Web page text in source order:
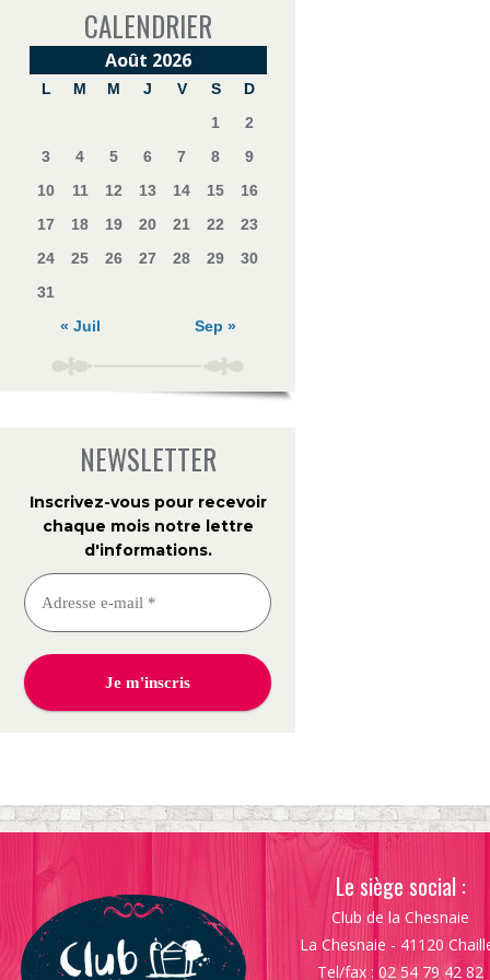
CALENDRIER
Août 2026
L M M J V S
D
1
2
3
4 5 6 7 8
9
10
11 12 13 14 15
16
17
18 19 20 21 22
23
24
25 26 27 28 29
30
31
« Juil
Sep »
NEWSLETTER
Inscrivez-vous pour recevoir
chaque mois notre lettre
d'informations.
Le siège social :
Club de la Chesnaie
La Chesnaie - 41120
Tel/fax : 02 54 79 42 82